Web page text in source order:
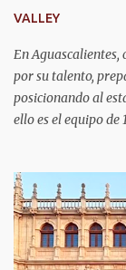
VALLEY
En Aguascalientes,
por su talento,
posicionando al
ello es el equipo de
competirán con
RoboRAVE México
precisión,
prototipos y